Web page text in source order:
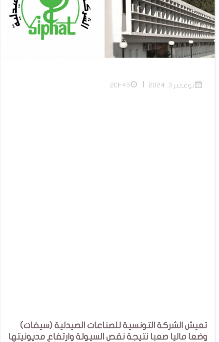
نوفمبر 3, 2024 20h45
تعيش الشركة التونسية للصناعات الصيدلية (سيفات)
وضعا ماليا صعبا نتيجة نقص السيولة وارتفاع مديونيتها